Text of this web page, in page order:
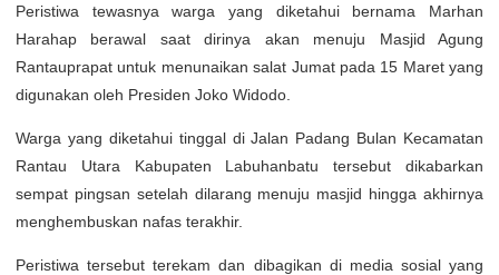
Peristiwa tewasnya warga yang diketahui bernama Marhan
Harahap berawal saat dirinya akan menuju Masjid Agung
Rantauprapat untuk menunaikan salat Jumat pada 15 Maret yang
digunakan oleh Presiden Joko Widodo.
Warga yang diketahui tinggal di Jalan Padang Bulan Kecamatan
Rantau Utara Kabupaten Labuhanbatu tersebut dikabarkan
sempat pingsan setelah dilarang menuju masjid hingga akhirnya
menghembuskan nafas terakhir.
Peristiwa tersebut terekam dan dibagikan di media sosial yang